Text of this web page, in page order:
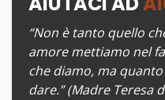
“Non è tanto quello
amore mettiamo nel
che diamo, ma
dare.” (Madre Teresa